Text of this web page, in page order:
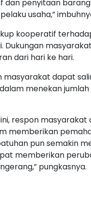
dan penyitaan
usaha,”
kooperatif
Dukungan
dari hari ke hari.
masyarakat dapat
menekan
respon
memberikan
pun semakin
memberikan
pungkasnya.